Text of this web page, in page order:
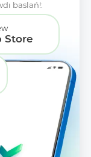
baslań!:
Store